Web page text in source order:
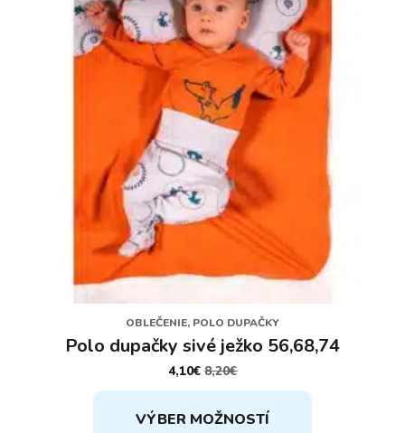
vybrať
na
stránke
OBLEČENIE, POLO DUPAČKY
Polo dupačky sivé ježko 56,68,74
8,20€
PÔVODNÁ
CENA
BOLA:
8,20€.
4,10€ AKTUÁLNA
CENA
JE:
4,10€.
VÝBER MOŽNOSTÍ
Tento
produkt